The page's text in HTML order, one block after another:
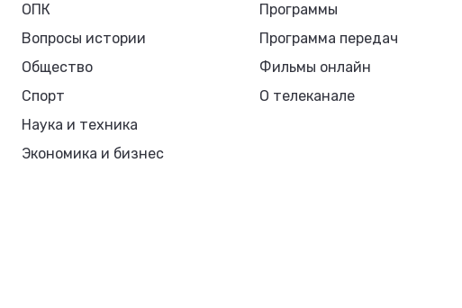
ОПК
Вопросы истории
Общество
Спорт
Наука и техника
Экономика и бизнес
Программы
Программа передач
Фильмы онлайн
О телеканале